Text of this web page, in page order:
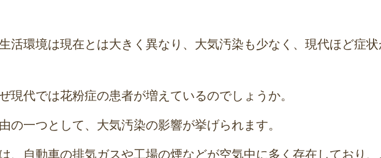
活環境は現在とは大きく異なり、大気汚染も少なく、現代ほど症
現代では花粉症の患者が増えているのでしょうか。
の一つとして、大気汚染の影響が挙げられます。
、自動車の排気ガスや工場の煙などが空気中に多く存在しており